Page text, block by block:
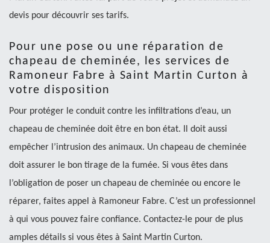
devis pour découvrir ses tarifs.
Pour une pose ou une réparation de
chapeau de cheminée, les services de
Ramoneur Fabre à Saint Martin Curton à
votre disposition
Pour protéger le conduit contre les infiltrations d’eau, un
chapeau de cheminée doit être en bon état. Il doit aussi
empêcher l’intrusion des animaux. Un chapeau de cheminée
doit assurer le bon tirage de la fumée. Si vous êtes dans
l’obligation de poser un chapeau de cheminée ou encore le
réparer, faites appel à Ramoneur Fabre. C’est un professionnel
à qui vous pouvez faire confiance. Contactez-le pour de plus
amples détails si vous êtes à Saint Martin Curton.